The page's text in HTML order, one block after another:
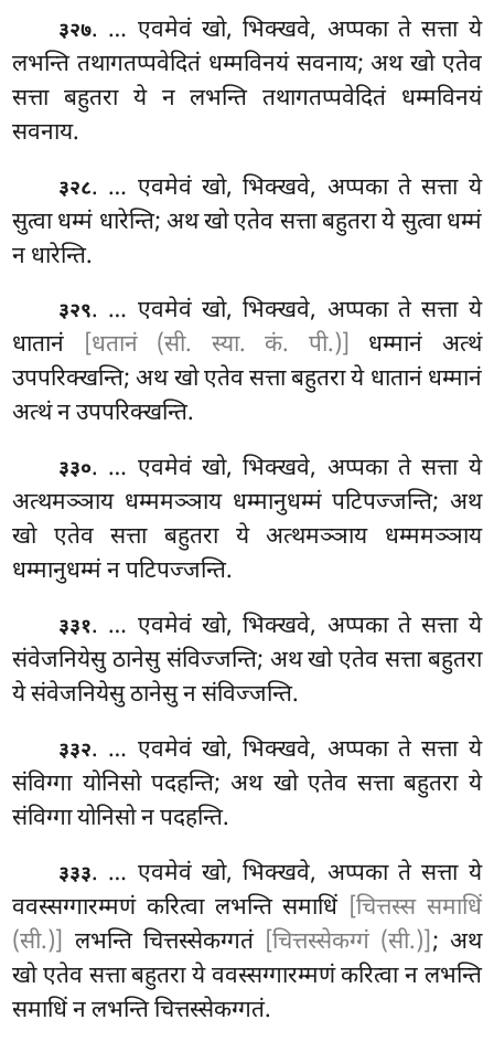
३२७. … एवमेवं खो, भिक्खवे, अप्पका ते सत्ता ये
लभन्ति तथागतप्पवेदितं धम्मविनयं सवनाय; अथ खो एतेव
सत्ता बहुतरा ये न लभन्ति तथागतप्पवेदितं धम्मविनयं
सवनाय.
३२८. … एवमेवंखो, भिक्खवे, अप्पका ते सत्ता ये
सुत्वा धम्मं धारेन्ति; अथ खो एतेव सत्ता बहुतरा ये सुत्वा धम्मं
न धारेन्ति.
३२९. … एवमेवं खो, भिक्खवे, अप्पका ते सत्ता ये
धातानं
[धतानं (सी. स्या. कं. पी.)] धम्मानं अत्थं
उपपरिक्खन्ति; अथ खो एतेव सत्ता बहुतरा ये धातानं धम्मानं
अत्थं न उपपरिक्खन्ति.
३३०. … एवमेवं खो, भिक्खवे, अप्पका ते सत्ता ये
अत्थमञ्ञाय धम्ममञ्ञाय धम्मानुधम्मं पटिपज्जन्ति; अथ
खो एतेव सत्ता बहुतरा ये अत्थमञ्ञाय धम्ममञ्ञाय
धम्मानुधम्मं न पटिपज्जन्ति.
३३१. … एवमेवं खो, भिक्खवे, अप्पका ते सत्ता ये
संवेजनियेसु ठानेसु संविज्जन्ति; अथ खो एतेव सत्ताबहुतरा
ये संवेजनियेसु ठानेसु न संविज्जन्ति.
३३२. … एवमेवं खो, भिक्खवे, अप्पका ते सत्ता ये
संविग्गा योनिसो पदहन्ति; अथ खो एतेव सत्ता बहुतरा ये
संविग्गा योनिसो न पदहन्ति.
३३३. … एवमेवं खो, भिक्खवे, अप्पका ते सत्ता ये
ववस्सग्गारम्मणं करित्वा लभन्ति समाधिं [चित्तस्स समाधिं
(सी.)] लभन्ति चित्तस्सेकग्गतं [चित्तस्सेकग्गं (सी.)]; अथ
खो एतेव सत्ता बहुतरा ये ववस्सग्गारम्मणं करित्वा न लभन्ति
समाधिं न लभन्ति चित्तस्सेकग्गतं.